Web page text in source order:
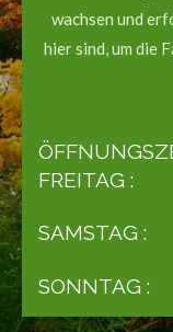
wachsen und
hier sind, um die
FREITAG :
SAMSTAG :
SONNTAG